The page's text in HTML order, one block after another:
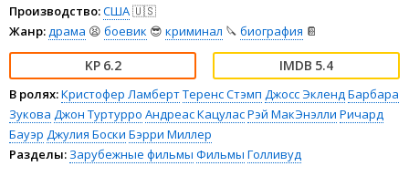
Производство:США🇺🇸
Жанр:драма 😫 боевик 😎 криминал 🔪 биография 📔
6.2 5.4
В ролях:Кристофер ЛамбертТеренс Стэмп Джосс ЭклендБарбара
Зукова Джон Туртурро Андреас КацуласРэй МакЭнэлли Ричард
Бауэр Джулия Боски Бэрри Миллер
Разделы: Зарубежные фильмы Фильмы Голливуд